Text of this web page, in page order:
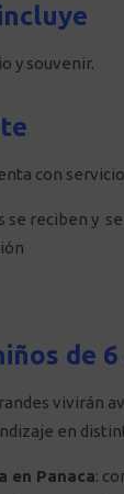
y souvenir.
con
se reciben y
de
vivirán
en
en Panaca: